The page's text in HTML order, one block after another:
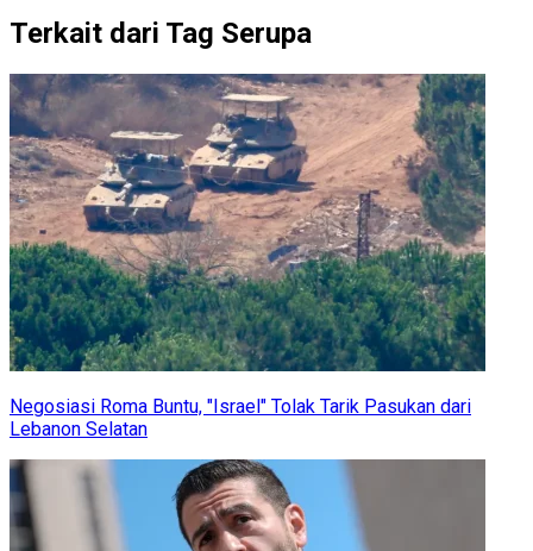
Terkait dari Tag Serupa
Negosiasi Roma Buntu, "Israel" Tolak Tarik Pasukan dari
Lebanon Selatan